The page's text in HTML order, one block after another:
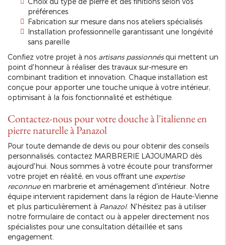
préférences
Fabrication sur mesure dans nos ateliers spécialisés
Installation professionnelle garantissant une longévité
sans pareille
Confiez votre projet à nos artisans passionnésqui mettent un
point d'honneur à réaliser des travaux sur-mesure en
combinant tradition et innovation. Chaque installation est
conçue pour apporter une touche unique à votre intérieur,
optimisant à la fois fonctionnalité et esthétique.
Contactez-nous pour votre douche à l'italienne en
pierre naturelle à Panazol
Pour toute demande de devis ou pour obtenir des conseils
personnalisés, contactez MARBRERIE LAJOUMARD dès
aujourd'hui. Nous sommes à votre écoute pour transformer
votre projet en réalité, en vous offrant une expertise
reconnueen marbrerie et aménagement d'intérieur. Notre
équipe intervient rapidement dans la région de Haute-Vienne
et plus particulièrement à Panazol. N'hésitez pas à utiliser
notre formulaire de contact ou à appeler directement nos
spécialistes pour une consultation détaillée et sans
engagement.